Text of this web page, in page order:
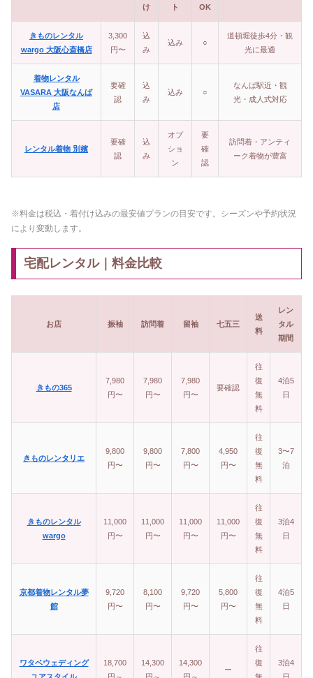
け
ト
OK
きものレンタル
wargo 大阪心斎橋店
3,300
円〜
込
み
込み ○
道頓堀徒歩4分・観
光に最適
着物レンタル
VASARA 大阪なんば
店
要確
認
込
み
込み ○
なんば駅近・観
光・成人式対応
レンタル着物 別嬪
要確
認
込
み
オプ
ショ
ン
要
確
認
訪問着・アンティ
ーク着物が豊富
※料金は税込・着付け込みの最安値プランの目安です。シーズンや予約状況
により変動します。
宅配レンタル｜料金比較
お店 振袖 訪問着 留袖 七五三
送
料
レン
タル
期間
きもの365
7,980
円〜
7,980
円〜
7,980
円〜
要確認
往
復
無
料
4泊5
日
きものレンタリエ
9,800
円〜
9,800
円〜
7,800
円〜
4,950
円〜
往
復
無
料
3〜7
泊
きものレンタル
wargo
11,000
円〜
11,000
円〜
11,000
円〜
11,000
円〜
往
復
無
料
3泊4
日
京都着物レンタル夢
館
9,720
円〜
8,100
円〜
9,720
円〜
5,800
円〜
往
復
無
料
4泊5
日
ワタベウェディング
18,700
14,300
14,300
ー
往
復
3泊4